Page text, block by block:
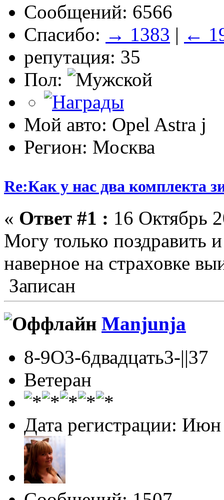
Сообщений: 6566
Спасибо: → 1383 | ←
репутация: 35
Пол:
Мой авто: Opel Astra j
Регион: Москва
Re:Как у нас два комплекта
« Ответ #1 : 16 Октябрь
Могу только поздравить
наверное на страховке
Записан
Manjunja
8-9О3-6двадцать3-||37
Ветеран
Дата регистрации: